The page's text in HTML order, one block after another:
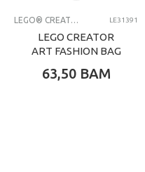
LEGO® CREATOR LE31391
LEGO CREATOR
ART FASHION BAG
63,50 BAM